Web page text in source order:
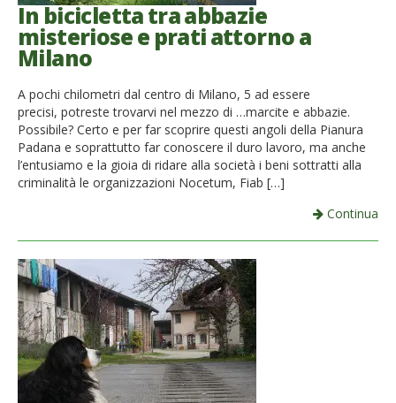
In bicicletta tra abbazie
misteriose e prati attorno a
Milano
A pochi chilometri dal centro di Milano, 5 ad essere
precisi, potreste trovarvi nel mezzo di …marcite e abbazie.
Possibile? Certo e per far scoprire questi angoli della Pianura
Padana e soprattutto far conoscere il duro lavoro, ma anche
l’entusiamo e la gioia di ridare alla società i beni sottratti alla
criminalità le organizzazioni Nocetum, Fiab […]
Continua